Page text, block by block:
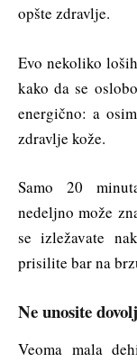
opšte zdravlje.
Evo nekoliko
kako da se
energično: a
zdravlje kože.
Samo 20
nedeljno može
se izležavate
prisilite bar na
Ne unosite
Veoma mala